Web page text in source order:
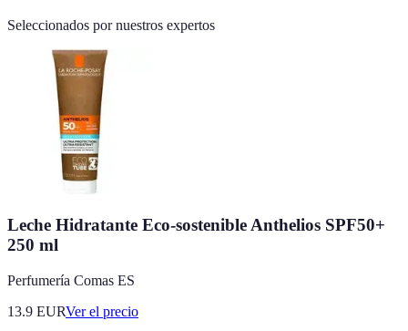
Seleccionados por nuestros expertos
Leche Hidratante Eco-sostenible Anthelios SPF50+
250 ml
Perfumería Comas ES
13.9 EURVer el precio